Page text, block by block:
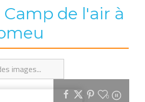
Camp de l'air à
0